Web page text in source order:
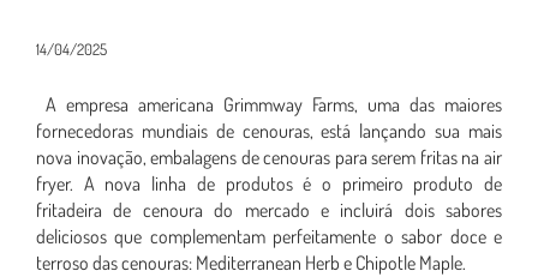
14/04/2025
A empresa americana Grimmway Farms, uma das maiores
fornecedoras mundiais de cenouras, está lançando sua mais
nova inovação, embalagens de cenouras para serem fritas na air
fryer. A nova linha de produtos é o primeiro produto de
fritadeira de cenoura do mercado e incluirá dois sabores
deliciosos que complementam perfeitamente o sabor doce e
terroso das cenouras: Mediterranean Herb e Chipotle Maple.